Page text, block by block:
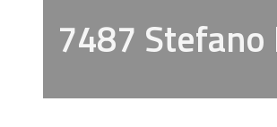
7487 Stefano